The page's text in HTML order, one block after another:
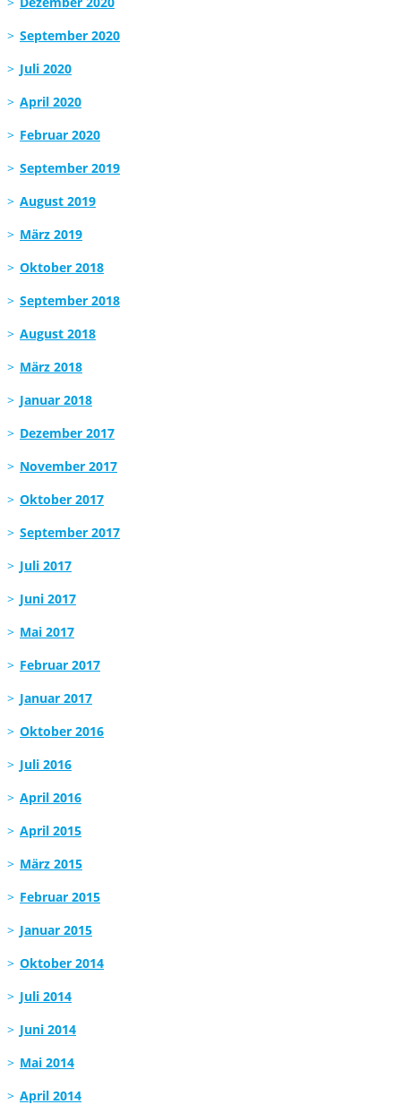
September 2020
Juli 2020
April 2020
Februar 2020
September 2019
August 2019
März 2019
Oktober 2018
September 2018
August 2018
März 2018
Januar 2018
Dezember 2017
November 2017
Oktober 2017
September 2017
Juli 2017
Juni 2017
Mai 2017
Februar 2017
Januar 2017
Oktober 2016
Juli 2016
April 2016
April 2015
März 2015
Februar 2015
Januar 2015
Oktober 2014
Juli 2014
Juni 2014
Mai 2014
April 2014